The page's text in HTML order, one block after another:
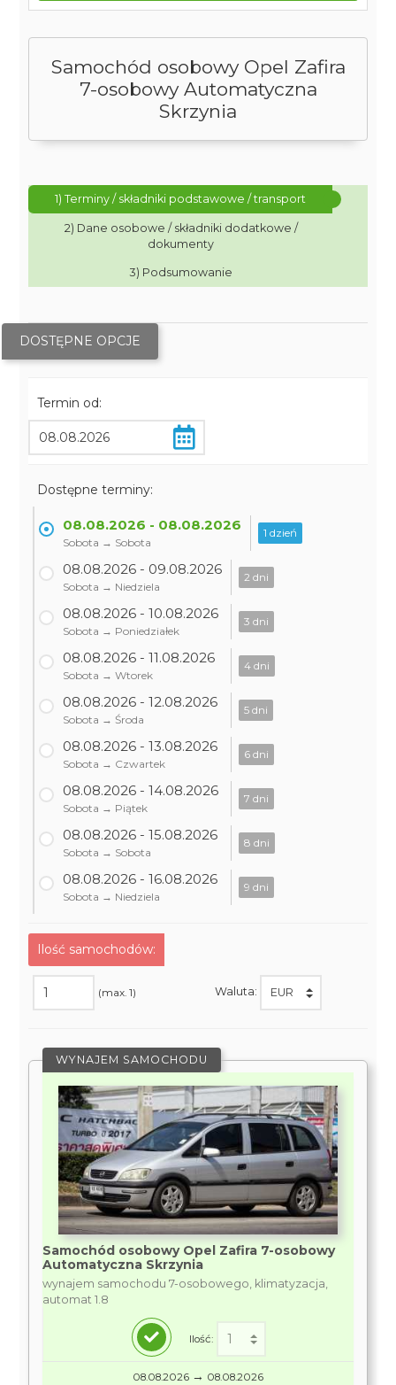
Samochód osobowy Opel Zafira
7-osobowy Automatyczna
Skrzynia
1) Terminy / składniki podstawowe / transport
2) Dane osobowe / składniki dodatkowe /
dokumenty
3) Podsumowanie
DOSTĘPNE OPCJE
Termin od:
Dostępne terminy:
08.08.2026 - 08.08.2026
Sobota → Sobota
1 dzień
08.08.2026 - 09.08.2026
Sobota → Niedziela
2 dni
08.08.2026 - 10.08.2026
Sobota → Poniedziałek
3 dni
08.08.2026 - 11.08.2026
Sobota → Wtorek
4 dni
08.08.2026 - 12.08.2026
Sobota → Środa
5 dni
08.08.2026 - 13.08.2026
Sobota → Czwartek
6 dni
08.08.2026 - 14.08.2026
Sobota → Piątek
7 dni
08.08.2026 - 15.08.2026
Sobota → Sobota
8 dni
08.08.2026 - 16.08.2026
Sobota → Niedziela
9 dni
Ilość samochodów:
(max. 1) Waluta:
WYNAJEM SAMOCHODU
Samochód osobowy Opel Zafira 7-osobowy
Automatyczna Skrzynia
wynajem samochodu 7-osobowego, klimatyzacja,
automat 1.8
Ilość:
08.08.2026 → 08.08.2026